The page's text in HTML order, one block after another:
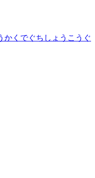
かくでぐちしょうこうぐ